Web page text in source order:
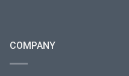
COMPANY